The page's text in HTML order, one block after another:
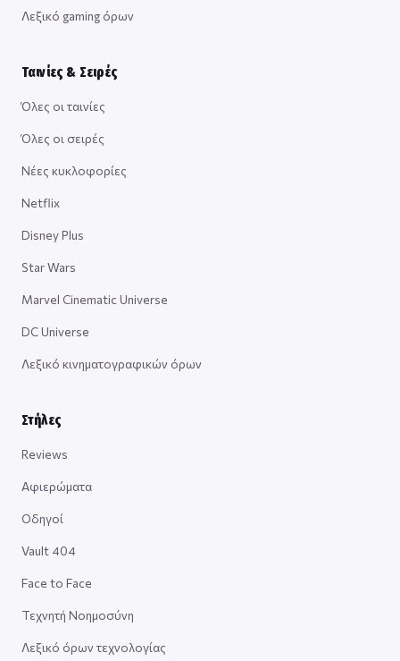
Λεξικό gaming όρων
Ταινίες & Σειρές
Όλες οι ταινίες
Όλες οι σειρές
Νέες κυκλοφορίες
Netflix
Disney Plus
Star Wars
Marvel Cinematic Universe
DC Universe
Λεξικό κινηματογραφικών όρων
Στήλες
Reviews
Αφιερώματα
Οδηγοί
Vault 404
Face to Face
Τεχνητή Νοημοσύνη
Λεξικό όρων τεχνολογίας